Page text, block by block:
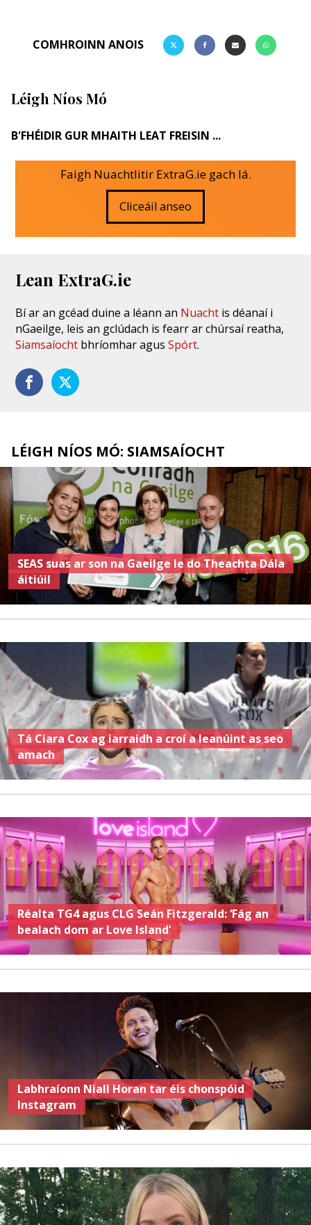
COMHROINN ANOIS
Léigh Níos Mó
B'FHÉIDIR GUR MHAITH LEAT FREISIN ...
Faigh Nuachtlitir ExtraG.ie gach lá.
Cliceáil anseo
Lean ExtraG.ie
Bí ar an gcéad duine a léann an Nuacht is déanaí i
nGaeilge, leis an gclúdach is fearr ar chúrsaí reatha,
Siamsaíocht bhríomhar agusSpórt.
LÉIGH NÍOS MÓ: SIAMSAÍOCHT
SEAS suas ar son na Gaeilge le do Theachta Dála
áitiúil
Tá Ciara Cox ag iarraidh a croí a leanúint as seo
amach
Réalta TG4 agus CLG Seán Fitzgerald: ‘Fág an
bealach dom ar Love Island’
Labhraíonn Niall Horan tar éis chonspóid
Instagram